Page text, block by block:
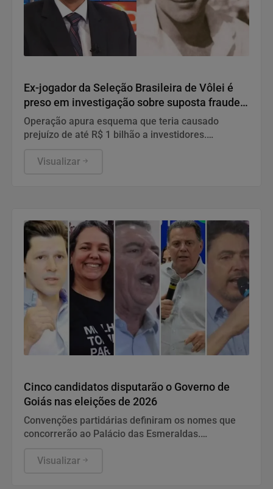
Ex-jogador da Seleção Brasileira de Vôlei é
preso em investigação sobre suposta fraude
bilionária envolvendo empresa de
investimentos
Operação apura esquema que teria causado
prejuízo de até R$ 1 bilhão a investidores.
empresário apontado como líder do grupo está
Visualizar
Cinco candidatos disputarão o Governo de
Goiás nas eleições de 2026
Convenções partidárias definiram os nomes que
concorrerão ao Palácio das Esmeraldas.
candidaturas na Justiça Eleitoral.
Visualizar